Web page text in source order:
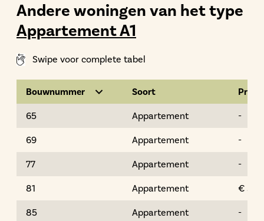
Andere woningen van het type
Appartement A1
Swipe voor complete tabel
Bouwnummer Soort Prijs
65 Appartement -
69 Appartement -
77 Appartement -
81 Appartement €
85 Appartement -